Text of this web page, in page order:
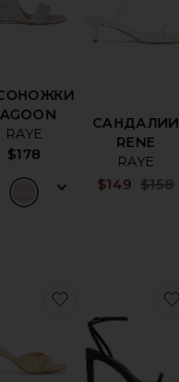
RAYE
$178
САНДАЛИИ
RENE
RAYE
$149
$158
НА КАБЛУКЕ